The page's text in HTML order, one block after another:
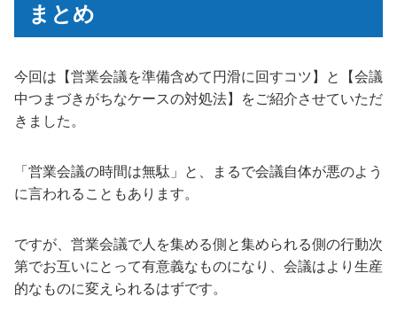
まとめ
今回は【営業会議を準備含めて円滑に回すコツ】と【会議
中つまづきがちなケースの対処法】をご紹介させていただ
きました。
「営業会議の時間は無駄」と、まるで会議自体が悪のよう
に言われることもあります。
ですが、営業会議で人を集める側と集められる側の行動次
第でお互いにとって有意義なものになり、会議はより生産
的なものに変えられるはずです。